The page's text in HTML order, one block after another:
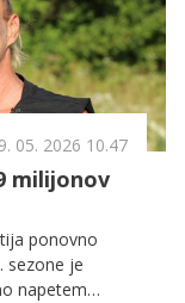
05. 2026 10.47
milijonov
ponovno
sezone je
napetem